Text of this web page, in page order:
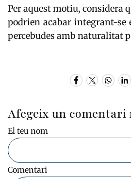
Per aquest motiu, considera
podrien acabar integrant-se
percebudes amb naturalitat
Afegeix un comentari
El teu nom
Comentari